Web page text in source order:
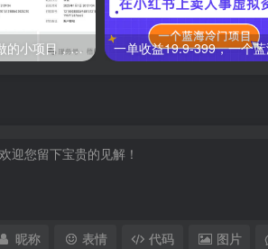
仅用手机就可以做的小项目，当天就能见钱，每天100-300
昵称 表情 代码 图片